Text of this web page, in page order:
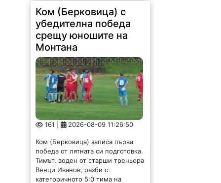
Ком (Берковица) с
убедителна победа
срещу юношите на
Монтана
161 | 2026-08-09 11:26:50
Ком (Берковица) записа първа
победа от лятната си подготовка.
Тимът, воден от старши треньора
Венци Иванов, разби с
категоричното 5:0 тима на